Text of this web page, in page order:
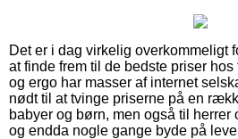
Det er i dag virkelig overkommeligt
at finde frem til de bedste priser
og ergo har masser af internet
nødt til at tvinge priserne på en
babyer og børn, men også til herrer
og endda nogle gange byde på